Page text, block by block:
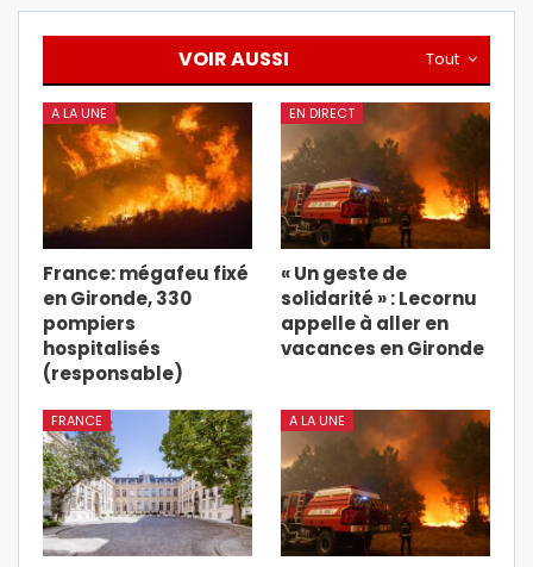
Tout
VOIR AUSSI
A LA UNE
France: mégafeu fixé
en Gironde, 330
pompiers
hospitalisés
(responsable)
EN DIRECT
« Un geste de
solidarité » : Lecornu
appelle à aller en
vacances en Gironde
FRANCE A LA UNE